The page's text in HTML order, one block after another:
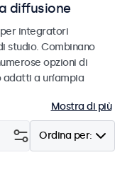
diffusione
integratori
studio. Combinano
opzioni di
a un’ampia
Mostra di più
Ordina per: